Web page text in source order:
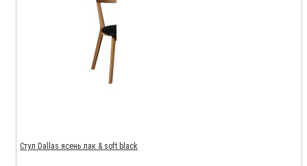
Стул Dallas ясень лак & soft black